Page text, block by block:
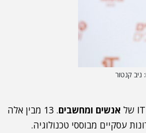
קנטור
אנשים ומחשבים
. 13 מבין אלה